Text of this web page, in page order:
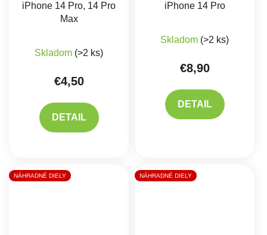
iPhone 14 Pro, 14 Pro
Max
Priemerné hodnotenie produktu je 5,0 z 5
Skladom (>2 ks)
€4,50
DETAIL
iPhone 14 Pro
Skladom (>2 ks)
€8,90
DETAIL
NÁHRADNÉ DIELY NÁHRADNÉ DIELY